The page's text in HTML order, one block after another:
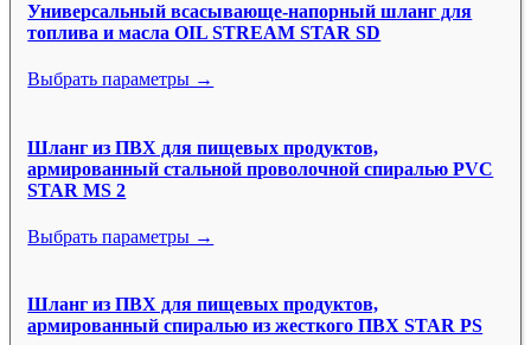
Универсальный всасывающе-напорный шланг для
топлива и масла OIL STREAM STAR SD
Выбрать параметры →
Шланг из ПВХ для пищевых продуктов,
армированный стальной проволочной спиралью PVC
STAR MS 2
Выбрать параметры →
Шланг из ПВХ для пищевых продуктов,
армированный спиралью из жесткого ПВХ STAR PS